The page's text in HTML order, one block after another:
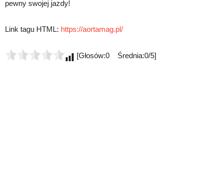
pewny swojej jazdy!
Link tagu HTML: https://aortamag.pl/
[Głosów:0 Średnia:0/5]